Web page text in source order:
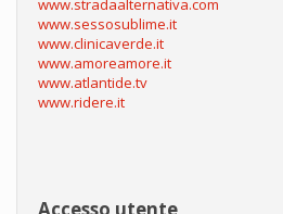
www.sessosublime.it
www.clinicaverde.it
www.amoreamore.it
www.atlantide.tv
www.ridere.it
Accesso utente